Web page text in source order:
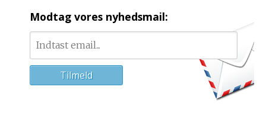
Modtag vores nyhedsmail: